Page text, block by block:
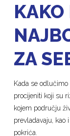
ZA
Kada se
procijeniti koji su
kojem području
prevladavaju, kao
pokrića.